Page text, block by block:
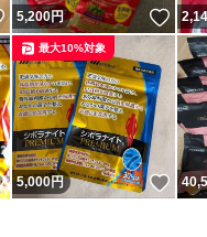
いいね！
5,200円 い
いいね！
5,000円 い
最大10%対象